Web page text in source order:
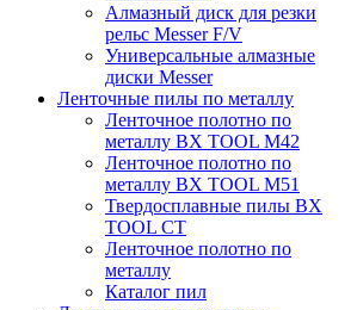
Алмазный диск для резки
рельс Messer F/V
Универсальные алмазные
диски Messer
Ленточные пилы по металлу
Ленточное полотно по
металлу BX TOOL M42
Ленточное полотно по
металлу BX TOOL M51
Твердосплавные пилы BX
TOOL CT
Ленточное полотно по
металлу
Каталог пил